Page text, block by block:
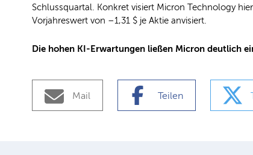
Schlussquartal. Konkret visiert Micron Technology
Vorjahreswert von –1,31 $ je Aktie anvisiert.
Die hohen KI-Erwartungen ließen Micron deutlich
Mail Teilen